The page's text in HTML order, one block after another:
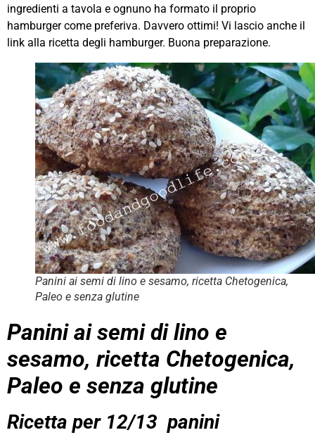
ingredienti a tavola e ognuno ha formato il proprio
hamburger come preferiva. Davvero ottimi! Vi lascio anche il
link alla ricetta degli hamburger. Buona preparazione.
Panini ai semi di lino e sesamo, ricetta Chetogenica,
Paleo e senza glutine
Panini ai semi di lino e
sesamo, ricetta Chetogenica,
Paleo e senza glutine
Ricetta per 12/13 panini